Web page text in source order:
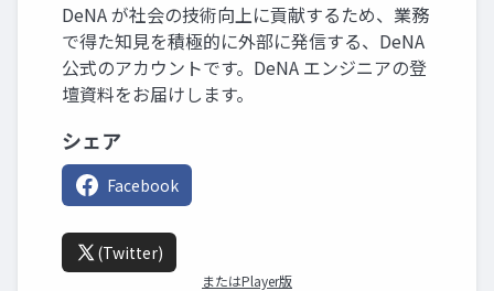
DeNA が社会の技術向上に貢献するため、業務
で得た知見を積極的に外部に発信する、DeNA
公式のアカウントです。DeNA エンジニアの登
壇資料をお届けします。
シェア
Facebook
(Twitter)
またはPlayer版